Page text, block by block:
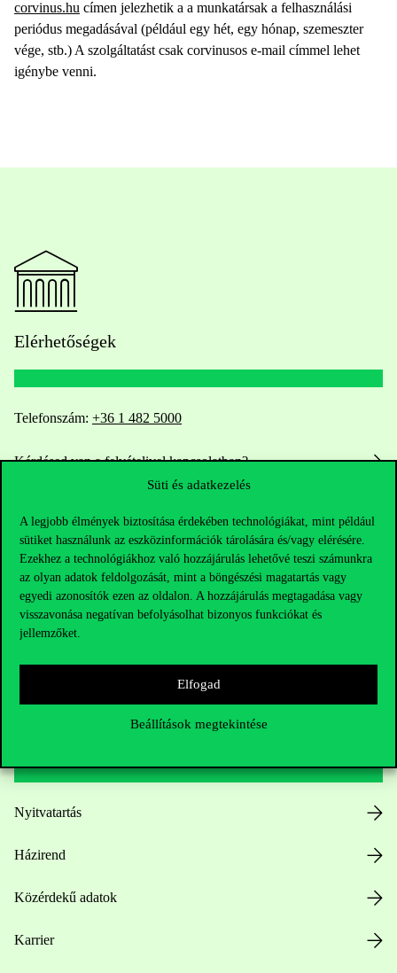
Süti és adatkezelés
A legjobb élmények biztosítása érdekében technológiákat, mint például
sütiket használunk az eszközinformációk tárolására és/vagy elérésére.
Ezekhez a technológiákhoz való hozzájárulás lehetővé teszi számunkra
az olyan adatok feldolgozását, mint a böngészési magatartás vagy
egyedi azonosítók ezen az oldalon. A hozzájárulás megtagadása vagy
visszavonása negatívan befolyásolhat bizonyos funkciókat és
jellemzőket.
Elfogad
Beállítások megtekintése
corvinus.hu címen jelezhetik a a munkatársak a felhasználási
periódus megadásával (például egy hét, egy hónap, szemeszter
vége, stb.) A szolgáltatást csak corvinusos e-mail címmel lehet
igénybe venni.
Elérhetőségek
Telefonszám: +36 1 482 5000
Kérdésed van a felvételivel kapcsolatban?
HUB jelenlegi hallgatóinknak
Sajtó:press@uni-corvinus.hu
Nyitvatartás
Házirend
Közérdekű adatok
Karrier